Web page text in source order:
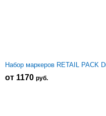
Набор маркеров RETAIL PACK
от 1170 руб.